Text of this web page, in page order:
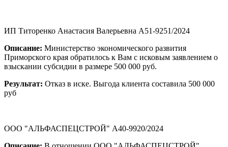
ИП Титоренко Анастасия Валерьевна А51-9251/2024
Описание: Министерство экономического развития
Приморского края обратилось к Вам с исковым заявлением о
взыскании субсидии в размере 500 000 руб.
Результат: Отказ в иске. Выгода клиента составила 500 000
руб
ООО "АЛЬФАСПЕЦСТРОЙ" А40-9920/2024